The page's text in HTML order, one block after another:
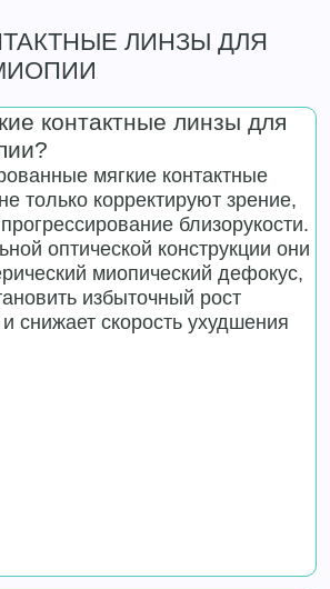
ЛИНЗЫ ДЛЯ
контактные линзы для
мягкие контактные
только корректируют зрение,
близорукости.
оптической конструкции они
миопический дефокус,
избыточный рост
снижает скорость ухудшения